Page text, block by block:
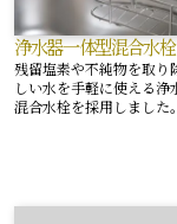
浄水器一体型混合水栓
残留塩素や不純物を取り
しい水を手軽に使える浄
混合水栓を採用しました。